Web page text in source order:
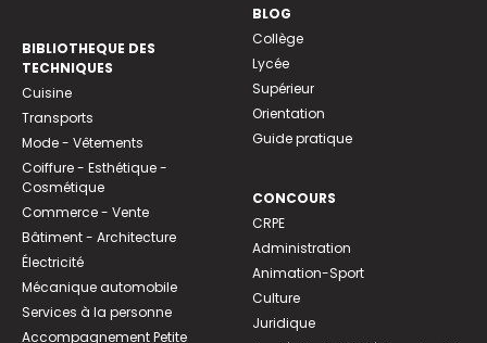
BIBLIOTHEQUE DES
TECHNIQUES
Cuisine
Transports
Mode - Vêtements
Coiffure - Esthétique -
Cosmétique
Commerce - Vente
Bâtiment - Architecture
Électricité
Mécanique automobile
Services à la personne
Accompagnement Petite
BLOG
Collège
Lycée
Supérieur
Orientation
Guide pratique
CONCOURS
CRPE
Administration
Animation-Sport
Culture
Juridique